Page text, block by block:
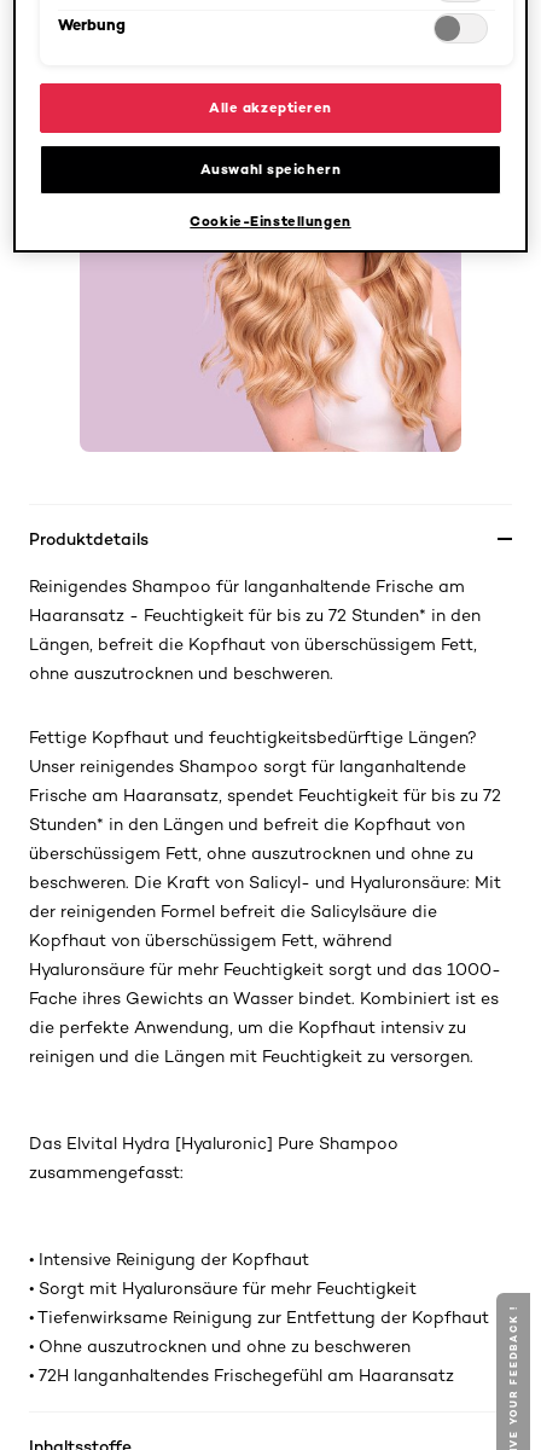
Produktdetails
Reinigendes Shampoo für langanhaltende Frische am
Haaransatz - Feuchtigkeit für bis zu 72 Stunden* in den
Längen, befreit die Kopfhaut von überschüssigem Fett,
ohne auszutrocknen und beschweren.
Fettige Kopfhaut und feuchtigkeitsbedürftige Längen?
Unser reinigendes Shampoo sorgt für langanhaltende
Frische am Haaransatz, spendet Feuchtigkeit für bis zu 72
Stunden* in den Längen und befreit die Kopfhaut von
überschüssigem Fett, ohne auszutrocknen und ohne zu
beschweren. Die Kraft von Salicyl- und Hyaluronsäure: Mit
der reinigenden Formel befreit die Salicylsäure die
Kopfhaut von überschüssigem Fett, während
Hyaluronsäure für mehr Feuchtigkeit sorgt und das 1000-
Fache ihres Gewichts an Wasser bindet. Kombiniert ist es
die perfekte Anwendung, um die Kopfhaut intensiv zu
reinigen und die Längen mit Feuchtigkeit zu versorgen.
Das Elvital Hydra [Hyaluronic] Pure Shampoo
zusammengefasst:
• Intensive Reinigung der Kopfhaut
• Sorgt mit Hyaluronsäure für mehr Feuchtigkeit
• Tiefenwirksame Reinigung zur Entfettung der Kopfhaut
• Ohne auszutrocknen und ohne zu beschweren
• 72H langanhaltendes Frischegefühl am Haaransatz
Inhaltsstoffe GIVE YOUR FEEDBACK !
Werbung
Alle akzeptieren
Auswahl speichern
Cookie-Einstellungen